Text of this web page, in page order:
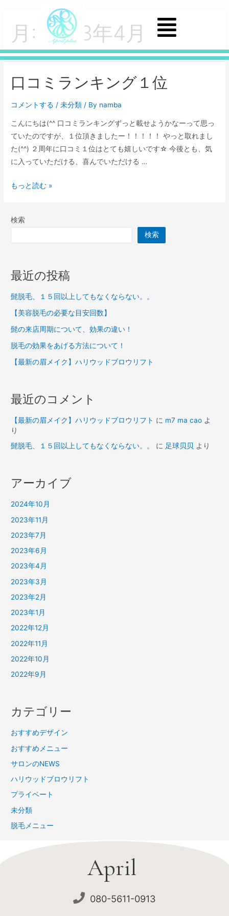
月: 2023年4月
口コミランキング１位
コメントする /未分類 / By namba
こんにちは(^^ 口コミランキングずっと載せようかなーって思っ
ていたのですが、１位頂きましたー！！！！！ やっと取れまし
た(^^) ２周年に口コミ１位はとても嬉しいです☆ 今後とも、気
に入っていただける、喜んでいただける …
もっと読む »
検索
検索
最近の投稿
髭脱毛、１５回以上してもなくならない。。
【美容脱毛の必要な目安回数】
髭の来店周期について、効果の違い！
脱毛の効果をあげる方法について！
【最新の眉メイク】ハリウッドブロウリフト
最近のコメント
【最新の眉メイク】ハリウッドブロウリフト に m7 ma cao よ
り
髭脱毛、１５回以上してもなくならない。。
に 足球贝贝 より
アーカイブ
2024年10月
2023年11月
2023年7月
2023年6月
2023年4月
2023年3月
2023年2月
2023年1月
2022年12月
2022年11月
2022年10月
2022年9月
カテゴリー
おすすめデザイン
おすすめメニュー
サロンのNEWS
ハリウッドブロウリフト
プライベート
未分類
脱毛メニュー
April
080-5611-0913